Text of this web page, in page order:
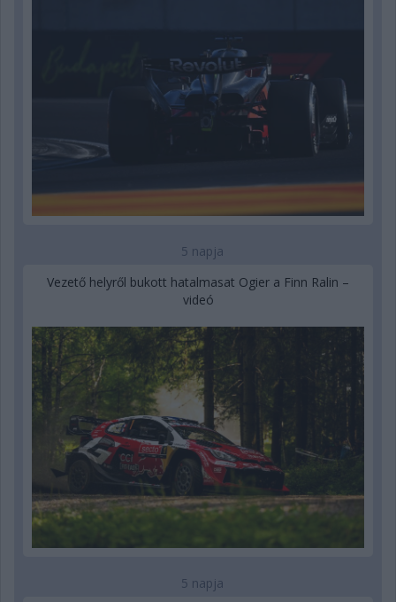
5 napja
Vezető helyről bukott hatalmasat Ogier a Finn Ralin –
videó
5 napja